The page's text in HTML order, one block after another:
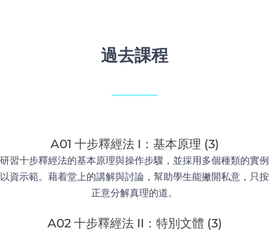
過去課程
A01 十步釋經法 I：基本原理 (3)
研習十步釋經法的基本原理與操作步驟，並採用多個種類的實例
以資示範。藉着堂上的講解與討論，幫助學生能撇開私意，只按
正意分解真理的道。
A02 十步釋經法 II：特別文體 (3)